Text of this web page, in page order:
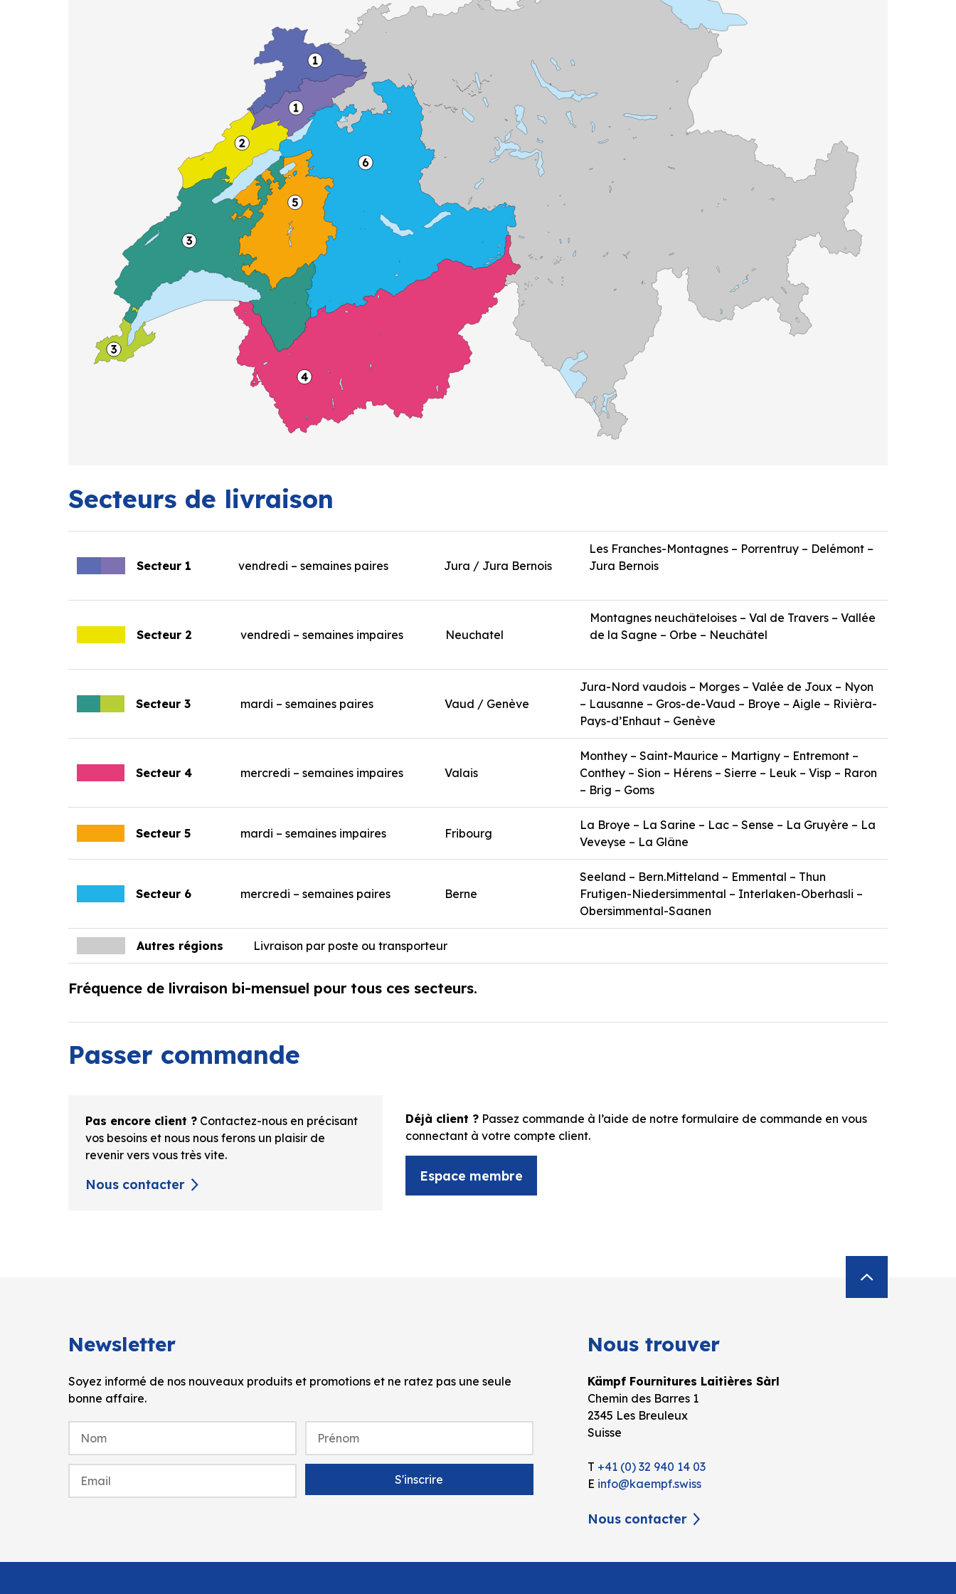
Secteurs de livraison
Secteur 1 vendredi – semaines paires Jura / Jura Bernois
Les Franches-Montagnes – Porrentruy – Delémont –
Jura Bernois
Secteur 2 vendredi – semaines impaires Neuchatel
Montagnes neuchâteloises – Val de Travers – Vallée
de la Sagne – Orbe – Neuchâtel
Secteur 3 mardi – semaines paires Vaud / Genève
Jura-Nord vaudois – Morges – Valée de Joux – Nyon
– Lausanne – Gros-de-Vaud – Broye – Aigle – Rivièra-
Pays-d’Enhaut – Genève
Secteur 4 mercredi – semaines impaires Valais
Monthey – Saint-Maurice – Martigny – Entremont –
Conthey – Sion – Hérens – Sierre – Leuk – Visp – Raron
– Brig – Goms
Secteur 5 mardi – semaines impaires Fribourg
La Broye – La Sarine – Lac – Sense – La Gruyère – La
Veveyse – La Glâne
Secteur 6 mercredi – semaines paires Berne
Seeland – Bern.Mitteland – Emmental – Thun
Frutigen-Niedersimmental – Interlaken-Oberhasli –
Obersimmental-Saanen
Autres régions Livraison par poste ou transporteur
Fréquence de livraison bi-mensuel pour tous ces secteurs.
Passer commande
Pas encore client ? Contactez-nous en précisant
vos besoins et nous nous ferons un plaisir de
revenir vers vous très vite.
Nous contacter
Déjà client ?Passez commande à l’aide de notre formulaire de commande en vous
connectant à votre compte client.
Espace membre
Newsletter
Soyez informé de nos nouveaux produits et promotions et ne ratez pas une seule
bonne affaire.
Nous trouver
Kämpf Fournitures Laitières Sàrl
Chemin des Barres 1
2345 Les Breuleux
Suisse
T +41 (0) 32 940 14 03
E info@kaempf.swiss
Nous contacter